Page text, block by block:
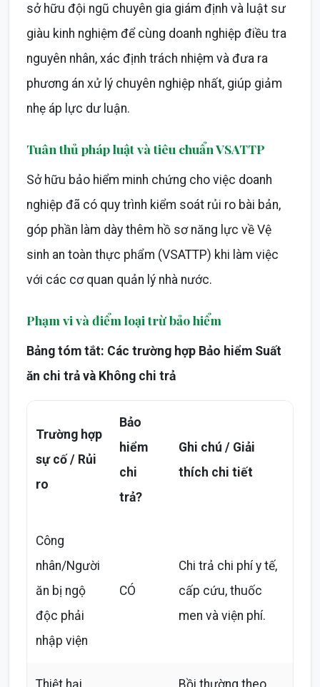
sở hữu đội ngũ chuyên gia giám định và luật sư
giàu kinh nghiệm để cùng doanh nghiệp điều tra
nguyên nhân, xác định trách nhiệm và đưa ra
phương án xử lý chuyên nghiệp nhất, giúp giảm
nhẹ áp lực dư luận.
Tuân thủ pháp luật và tiêu chuẩn VSATTP
Sở hữu bảo hiểm minh chứng cho việc doanh
nghiệp đã có quy trình kiểm soát rủi ro bài bản,
góp phần làm dày thêm hồ sơ năng lực về Vệ
sinh an toàn thực phẩm (VSATTP) khi làm việc
với các cơ quan quản lý nhà nước.
Phạm vi và điểm loại trừ bảo hiểm
Bảng tóm tắt: Các trường hợp Bảo hiểm Suất
ăn chi trả và Không chi trả
Trường hợp
sự cố / Rủi
ro
Bảo
hiểm
chi
trả?
Ghi chú / Giải
thích chi tiết
Công
nhân/Người
ăn bị ngộ
độc phải
nhập viện
CÓ
Chi trả chi phí y tế,
cấp cứu, thuốc
men và viện phí.
Thiệt hại Bồi thường theo